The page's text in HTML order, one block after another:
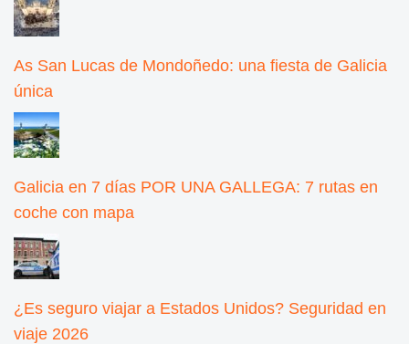
As San Lucas de Mondoñedo: una fiesta de Galicia
única
Galicia en 7 días POR UNA GALLEGA: 7 rutas en
coche con mapa
¿Es seguro viajar a Estados Unidos? Seguridad en
viaje 2026